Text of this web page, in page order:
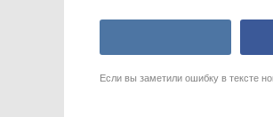
Если вы заметили ошибку в тексте